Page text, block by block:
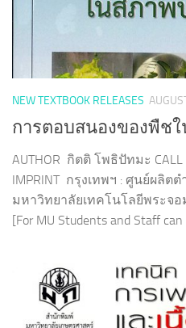
NEW TEXTBOOK RELEASES
การตอบสนองของพืช
AUTHOR กิตติ โพธิปัทมะ
IMPRINT กรุงเทพฯ : ศูนย์ผลิต
มหาวิทยาลัยเทคโนโลยีพระจอ
[For MU Students and Staff